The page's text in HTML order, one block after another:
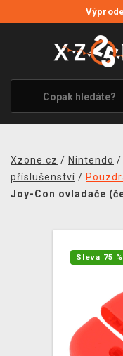
VÝPRODEJ
VIDEOHRY
XZONE ORIGINALS
TÉMATIKY
MERCHANDISE
Xzone.cz / Nintendo /
příslušenství /
Joy-Con ovladače
Sleva 75 %